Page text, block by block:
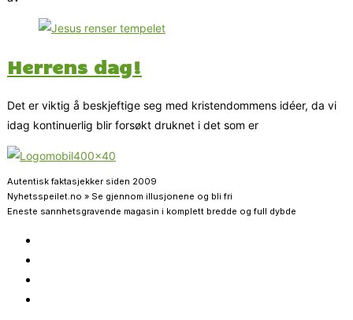
Herrens dag!
Det er viktig å beskjeftige seg med kristendommens idéer, da vi
idag kontinuerlig blir forsøkt druknet i det som er
Autentisk faktasjekker siden 2009
Nyhetsspeilet.no » Se gjennom illusjonene og bli fri
Eneste sannhetsgravende magasin i komplett bredde og full dybde